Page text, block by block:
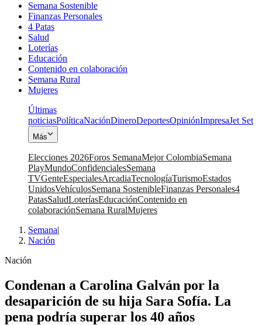
Semana Sostenible
Finanzas Personales
4 Patas
Salud
Loterías
Educación
Contenido en colaboración
Semana Rural
Mujeres
Últimas
noticiasPolíticaNaciónDineroDeportesOpiniónImpresaJet Set
Más
Elecciones 2026Foros SemanaMejor ColombiaSemana
PlayMundoConfidencialesSemana
TVGenteEspecialesArcadiaTecnologíaTurismoEstados
UnidosVehículosSemana SostenibleFinanzas Personales4
PatasSaludLoteríasEducaciónContenido en
colaboraciónSemana RuralMujeres
Semana|
Nación
Nación
Condenan a Carolina Galván por la
desaparición de su hija Sara Sofía. La
pena podría superar los 40 años